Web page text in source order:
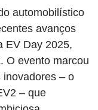
automobilístico
avanços
EV Day 2025,
O evento marcou
inovadores – o
– que